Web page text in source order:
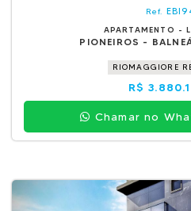
Ref.
APARTAMENTO -
PIONEIROS -
RIOMAGGIORE
R$
Chamar no